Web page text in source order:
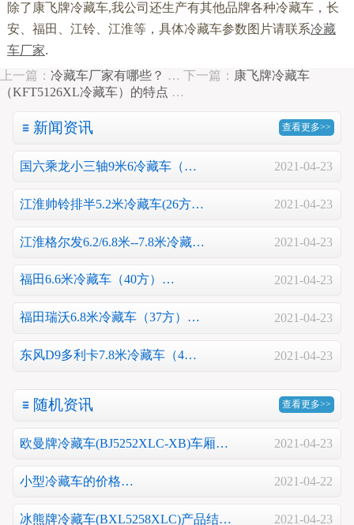
除了康飞牌冷藏车,我公司还生产有其他品牌各种冷藏车，长
安、福田、江铃、江淮等，具体冷藏车参数图片请联系冷藏
车厂家.
上一篇： 冷藏车厂家有哪些？ … 下一篇： 康飞牌冷藏车
（KFT5126XL冷藏车）的特点 …
新闻资讯 查看更多>>
国六乘龙小三轴9米6冷藏车（… 2021-04-23
江淮帅铃排半5.2米冷藏车(26方… 2021-04-23
江淮格尔发6.2/6.8米--7.8米冷藏… 2021-04-23
福田6.6米冷藏车（40方）… 2021-04-23
福田瑞沃6.8米冷藏车（37方）… 2021-04-23
东风D9多利卡7.8米冷藏车（4… 2021-04-23
随机资讯 查看更多>>
欧曼牌冷藏车(BJ5252XLC-XB)车厢… 2021-04-23
小型冷藏车的价格… 2021-04-22
冰熊牌冷藏车(BXL5258XLC)产品结… 2021-04-23